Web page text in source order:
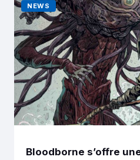
NEWS
Bloodborne s’offre